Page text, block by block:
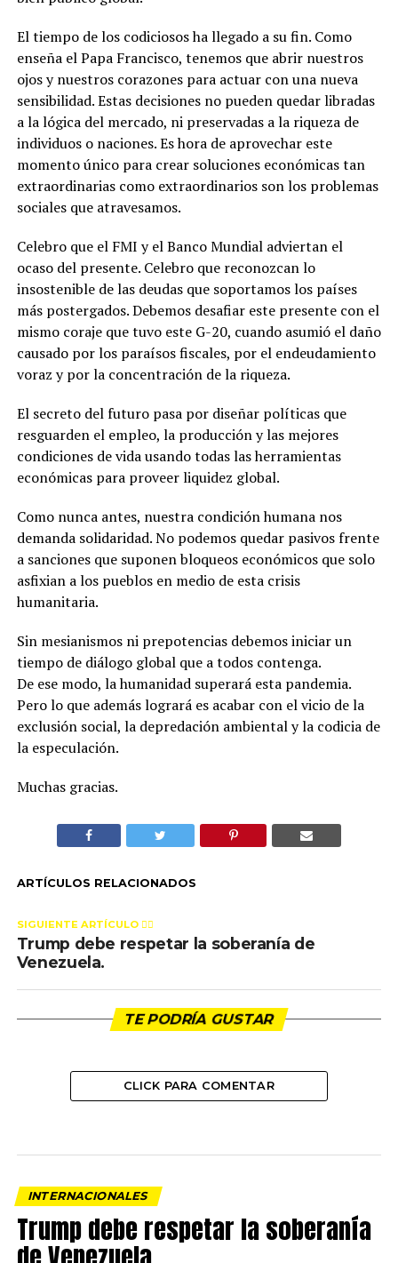
El tiempo de los codiciosos ha llegado a su fin. Como
enseña el Papa Francisco, tenemos que abrir nuestros
ojos y nuestros corazones para actuar con una nueva
sensibilidad. Estas decisiones no pueden quedar libradas
a la lógica del mercado, ni preservadas a la riqueza de
individuos o naciones. Es hora de aprovechar este
momento único para crear soluciones económicas tan
extraordinariascomo extraordinariosson los problemas
sociales que atravesamos.
Celebro que el FMI y el Banco Mundial adviertan el
ocaso del presente. Celebro que reconozcan lo
insostenible de las deudas que soportamos los países
más postergados. Debemos desafiar este presente con el
mismo coraje que tuvo este G-20, cuando asumió el daño
causado por los paraísos fiscales, por el endeudamiento
voraz y por la concentración de la riqueza.
El secreto del futuro pasa por diseñar políticas que
resguarden el empleo, la producción y las mejores
condiciones de vida usando todas las herramientas
económicas para proveer liquidez global.
Como nunca antes, nuestra condición humana nos
demanda solidaridad. No podemos quedar pasivos frente
a sanciones que suponen bloqueos económicos que solo
asfixian a los pueblos en medio de esta crisis
humanitaria.
Sin mesianismos ni prepotencias debemos iniciar un
tiempo de diálogo global que a todos contenga.
De ese modo, la humanidad superará esta pandemia.
Pero lo que además logrará es acabar con el vicio de la
exclusión social, la depredación ambiental y la codicia de
la especulación.
Muchas gracias.
ARTÍCULOS RELACIONADOS
SIGUIENTE ARTÍCULO 👈🏻
Trump debe respetar la soberanía de
Venezuela.
TE PODRÍA GUSTAR
CLICK PARA COMENTAR
INTERNACIONALES
Trump debe respetar la soberanía